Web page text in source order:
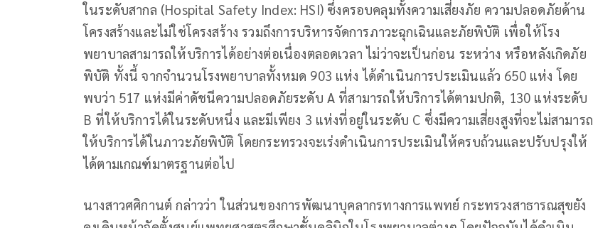
ในระดับสากล (Hospital Safety Index: HSI) ซึ่งครอบคลุมทั้งความเสี่ยงภัย ความปลอดภัยด้าน
โครงสร้างและไม่ใช่โครงสร้าง รวมถึงการบริหารจัดการภาวะฉุกเฉินและภัยพิบัติ เพื่อให้โรง
พยาบาลสามารถให้บริการได้อย่างต่อเนื่องตลอดเวลา ไม่ว่าจะเป็นก่อน ระหว่าง หรือหลังเกิดภัย
พิบัติ ทั้งนี้ จากจำนวนโรงพยาบาลทั้งหมด 903 แห่ง ได้ดำเนินการประเมินแล้ว 650 แห่ง โดย
พบว่า 517 แห่งมีค่าดัชนีความปลอดภัยระดับ A ที่สามารถให้บริการได้ตามปกติ, 130 แห่งระดับ
B ที่ให้บริการได้ในระดับหนึ่ง และมีเพียง 3 แห่งที่อยู่ในระดับ C ซึ่งมีความเสี่ยงสูงที่จะไม่สามารถ
ให้บริการได้ในภาวะภัยพิบัติ โดยกระทรวงจะเร่งดำเนินการประเมินให้ครบถ้วนและปรับปรุงให้
ได้ตามเกณฑ์มาตรฐานต่อไป
นางสาวศศิกานต์ กล่าวว่า ในส่วนของการพัฒนาบุคลากรทางการแพทย์ กระทรวงสาธารณสุขยัง